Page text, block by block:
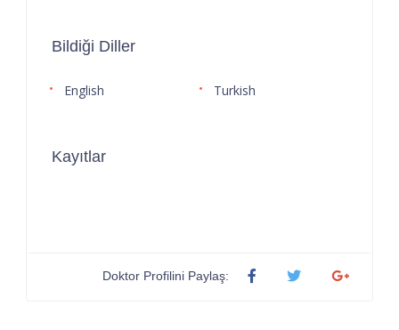
Bildiği Diller
English Turkish
Kayıtlar
Doktor Profilini Paylaş: